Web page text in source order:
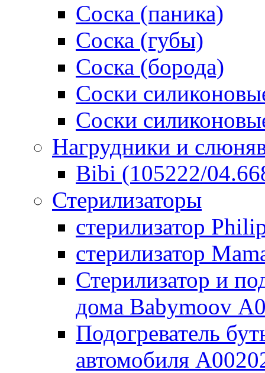
Соска (паника)
Соска (губы)
Соска (борода)
Соски
Соски
Нагрудники и
Bibi (105222/
Стерилизаторы
стерилизатор
стерилизатор
Стерилизатор и
дома Babymoov
Подогреватель
автомобиля